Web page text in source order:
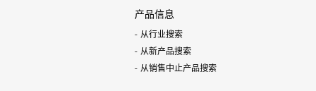
产品信息
从行业搜索
从新产品搜索
从销售中止产品搜索